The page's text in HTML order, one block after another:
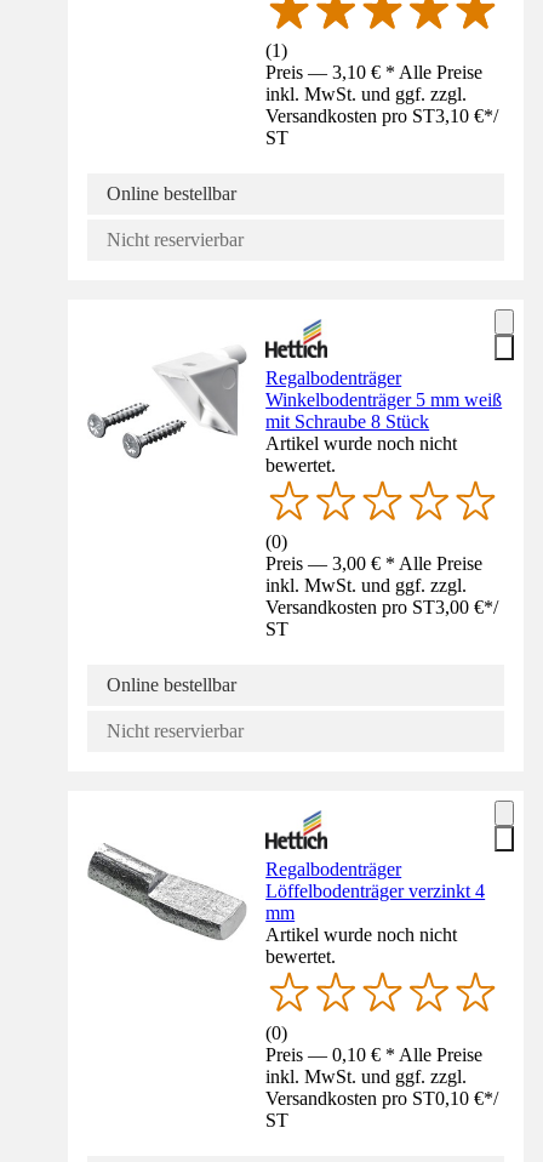
(1)
Preis — 3,10 € * Alle Preise
inkl. MwSt. und ggf. zzgl.
Versandkosten pro ST3,10 €*/
ST
Online bestellbar
Nicht reservierbar
Regalbodenträger
Winkelbodenträger 5 mm weiß
mit Schraube 8 Stück
Artikel wurde noch nicht
bewertet.
(0)
Preis — 3,00 € * Alle Preise
inkl. MwSt. und ggf. zzgl.
Versandkosten pro ST3,00 €*/
ST
Online bestellbar
Nicht reservierbar
Regalbodenträger
Löffelbodenträger verzinkt 4
mm
Artikel wurde noch nicht
bewertet.
(0)
Preis — 0,10 € * Alle Preise
inkl. MwSt. und ggf. zzgl.
Versandkosten pro ST0,10 €*/
ST